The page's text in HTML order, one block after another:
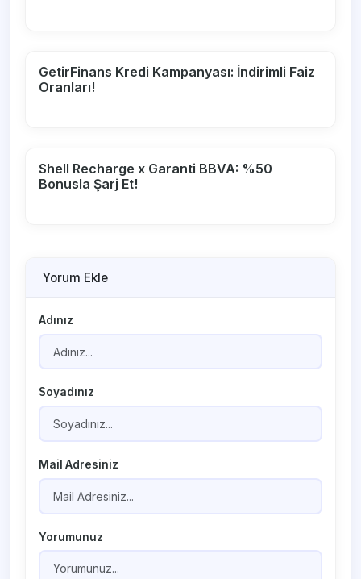
GetirFinans Kredi Kampanyası: İndirimli Faiz
Oranları!
Shell Recharge x Garanti BBVA: %50
Bonusla Şarj Et!
Yorum Ekle
Adınız
Soyadınız
Mail Adresiniz
Yorumunuz